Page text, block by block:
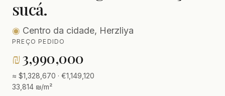
sucá.
◉ Centro da cidade, Herzliya
PREÇO PEDIDO
₪3,990,000
≈ $1,328,670 · €1,149,120
33,814 ₪/m²